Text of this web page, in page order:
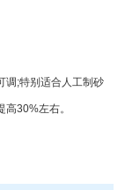
;特别适合人工制砂
30%左右。